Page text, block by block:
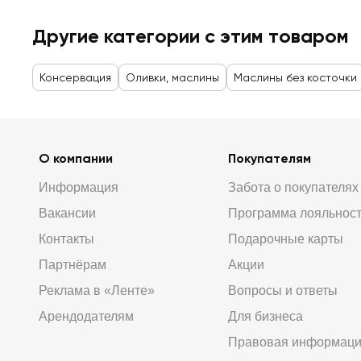
Другие категории с этим товаром
Консервация Оливки, маслины Маслины без косточки
О компании
Информация
Вакансии
Контакты
Партнёрам
Реклама в «Ленте»
Арендодателям
Покупателям
Забота о покупателях
Программа
Подарочные карты
Акции
Вопросы и ответы
Для бизнеса
Правовая